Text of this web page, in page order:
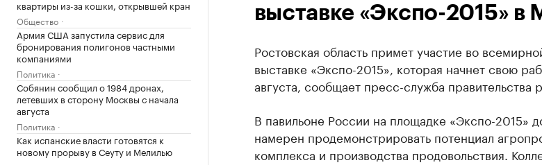
квартиры из-за кошки, открывшей кран
Общество
Армия США запустила сервис для
бронирования полигонов частными
компаниями
Политика
Собянин сообщил о 1984 дронах,
летевших в сторону Москвы с начала
августа
Политика
Как испанские власти готовятся к
новому прорыву в Сеуту и Мелилью
выставке «Экспо-2015» в
Ростовская область примет участие во
выставке «Экспо-2015», которая начнет свою
августа, сообщает пресс-служба правительства
В павильоне России на площадке ​«Экспо-2015»
намерен продемонстрировать потенциал
комплекса и производства продовольствия.